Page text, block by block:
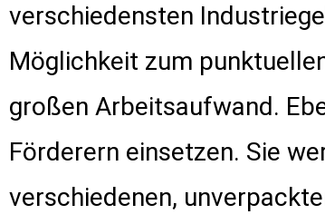
verschiedensten
Möglichkeit zum
großen Arbeitsaufwand.
Förderern einsetzen. Sie
verschiedenen,